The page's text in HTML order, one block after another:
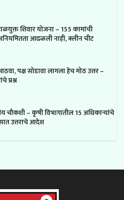
शिवार योजना – 155 कामांची
आढळली नाही, क्लीन चीट
पक्ष सोडावा लागला हेच मोठ उत्तर –
प्रश्न
चौकशी – कृषी विभागातील 15 अधिकाऱ्यांचे
उत्तराचे आदेश